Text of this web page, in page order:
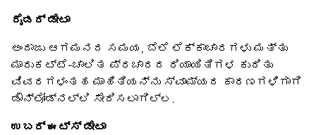
ರೈಡರ್ ಡೇಟಾ
ಅಂದಾಜು ಆಗಮನದ ಸಮಯ, ಬೆಲೆ ಲೆಕ್ಕಾಚಾರಗಳು ಮತ್ತು
ಮಾರುಕಟ್ಟೆ-ಚಾಲಿತ ಪ್ರಚಾರದ ರಿಯಾಯಿತಿಗಳ ಕುರಿತು
ವಿವರಗಳಂತಹ ಮಾಹಿತಿಯನ್ನು ಸ್ವಾಮ್ಯದ ಕಾರಣಗಳಿಗಾಗಿ
ಡೌನ್‌ಲೋಡ್‌ನಲ್ಲಿ ಸೇರಿಸಲಾಗಿಲ್ಲ.
ಉಬರ್ ಈಟ್ಸ್ ಡೇಟಾ